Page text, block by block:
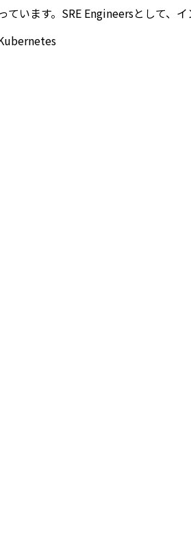
います。SRE Engineersとして、